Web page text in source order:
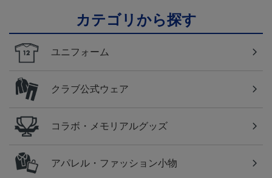
カテゴリから探す
ユニフォーム
クラブ公式ウェア
コラボ・メモリアルグッズ
アパレル・ファッション小物